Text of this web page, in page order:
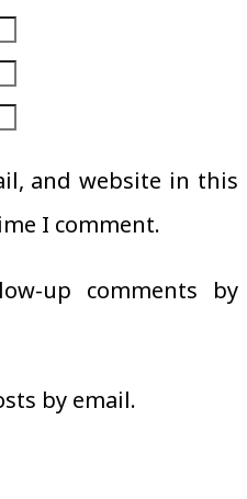
and website in this
I comment.
up comments by
by email.